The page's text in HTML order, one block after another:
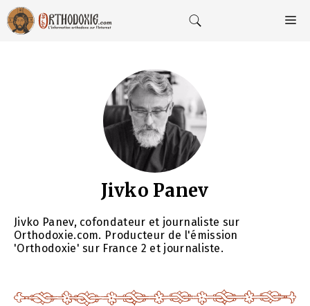
Aller
au
contenu
Jivko Panev
Jivko Panev, cofondateur et journaliste sur
Orthodoxie.com. Producteur de l'émission
'Orthodoxie' sur France 2 et journaliste.